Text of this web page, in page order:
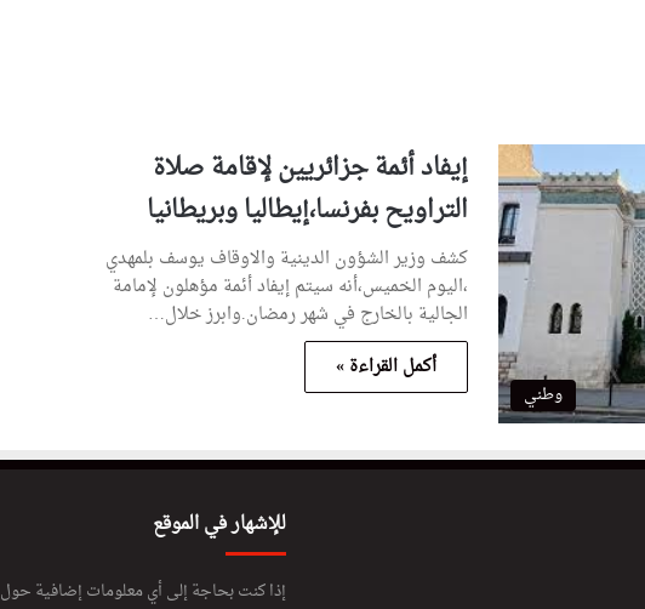
وطني
إيفاد أئمة جزائريين لإقامة صلاة
التراويح بفرنسا،إيطاليا وبريطانيا
كشف وزير الشؤون الدينية والاوقاف يوسف بلمهدي
،اليوم الخميس،أنه سيتم إيفاد أئمة مؤهلون لإمامة
الجالية بالخارج في شهر رمضان.وابرز خلال…
أكمل القراءة »
للإشهار في الموقع
إذا كنت بحاجة إلى أي معلومات إضافية حول